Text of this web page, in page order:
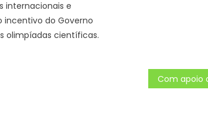
internacionais e
incentivo do Governo
olimpíadas científicas.